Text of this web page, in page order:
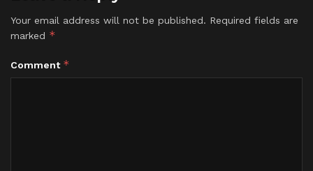
Your email address will not be published. Required fields are
marked *
Comment *